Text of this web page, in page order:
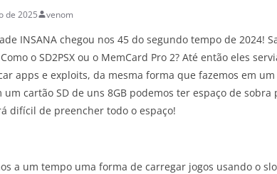
de 2025 venom
INSANA chegou nos 45 do segundo tempo de 2024!
o SD2PSX ou o MemCard Pro 2? Até então eles
apps e exploits, da mesma forma que fazemos em
um cartão SD de uns 8GB podemos ter espaço de
difícil de preencher todo o espaço!
a um tempo uma forma de carregar jogos usando o